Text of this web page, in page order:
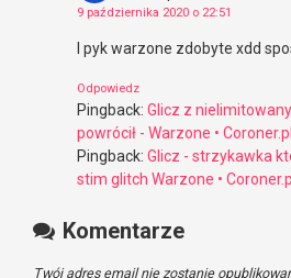
9 października 2020 o 22:51
I pyk warzone zdobyte xdd
Odpowiedz
Pingback: Glicz z
powrócił - Warzone • Coroner.pl
Pingback: Glicz - strzykawka
stim glitch Warzone • Coroner.pl
Komentarze
Twój adres email nie zostanie